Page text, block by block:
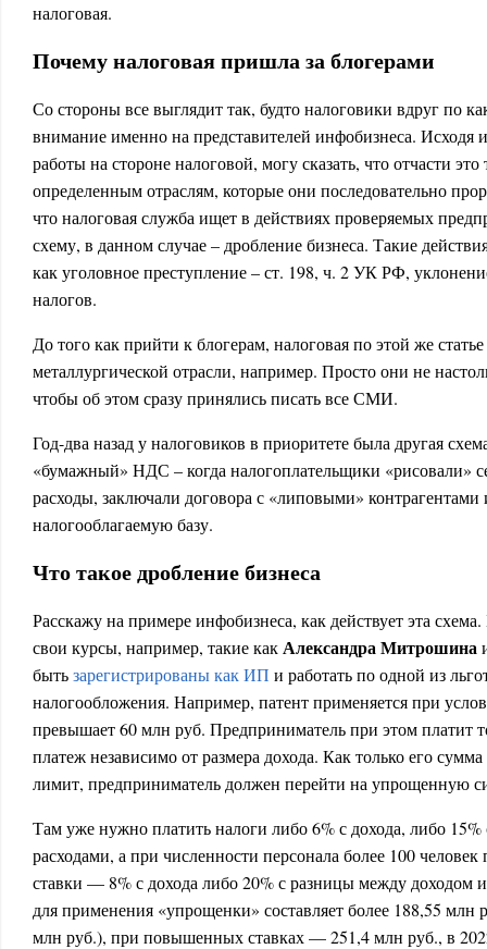
налоговая.
Почему налоговая пришла за блогерами
Со стороны все выглядит так, будто налоговики вдруг по
внимание именно на представителей инфобизнеса. Исходя
работы на стороне налоговой, могу сказать, что отчасти
определенным отраслям, которые они последовательно
что налоговая служба ищет в действиях проверяемых
схему, в данном случае – дробление бизнеса. Такие
как уголовное преступление – ст. 198, ч. 2 УК РФ,
налогов.
До того как прийти к блогерам, налоговая по этой же
металлургической отрасли, например. Просто они не
чтобы об этом сразу принялись писать все СМИ.
Год-два назад у налоговиков в приоритете была другая
«бумажный» НДС – когда налогоплательщики «рисовали»
расходы, заключали договора с «липовыми»
налогооблагаемую базу.
Что такое дробление бизнеса
Расскажу на примере инфобизнеса, как действует эта
свои курсы, например, такие какАлександра Митрошина
бытьзарегистрированы как ИП и работать по одной из
налогообложения. Например, патент применяется при
превышает 60 млн руб. Предприниматель при этом платит
платеж независимо от размера дохода. Как только его
лимит, предприниматель должен перейти на упрощенную
Там уже нужно платить налоги либо 6% с дохода, либо
расходами, а при численности персонала более 100
ставки — 8% с дохода либо 20% с разницы между доходом
для применения «упрощенки» составляет более 188,55
млн руб.), при повышенных ставках — 251,4 млн руб., в